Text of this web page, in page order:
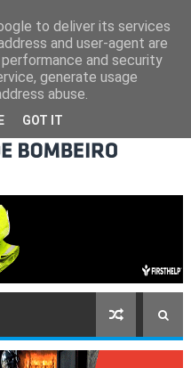
to deliver its services
and user-agent are
and security
generate usage
abuse.
GOT IT